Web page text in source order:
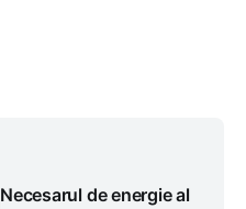
Necesarul de energie al